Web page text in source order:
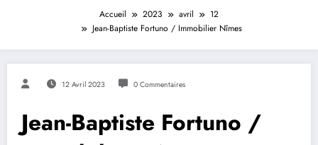
Accueil 2023 avril
12
Jean-Baptiste Fortuno / Immobilier Nîmes
12 Avril 2023 0 Commentaires
Jean-Baptiste Fortuno /